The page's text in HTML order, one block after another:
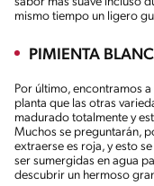
mismo tiempo un ligero
PIMIENTA
Por último, encontramos
planta que las otras
madurado totalmente y
Muchos se preguntarán,
extraerse es roja, y esto
ser sumergidas en agua
descubrir un hermoso